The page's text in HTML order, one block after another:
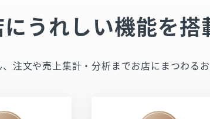
うれしい機能を搭
注文や売上集計・分析までお店にまつわるお